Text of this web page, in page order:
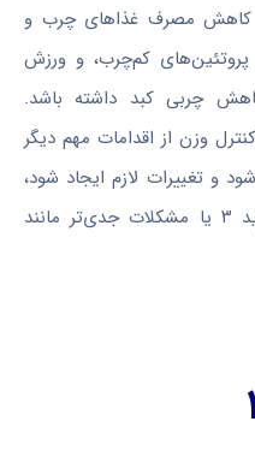
کاهش مصرف غذاهای چرب و
کم‌چرب، و ورزش
چربی کبد داشته باشد.
وزن از اقدامات مهم دیگر
و تغییرات لازم ایجاد شود،
می‌توان از پیشرفت بیماری به گرید ۳ یا مشکلات جدی‌تر مانند